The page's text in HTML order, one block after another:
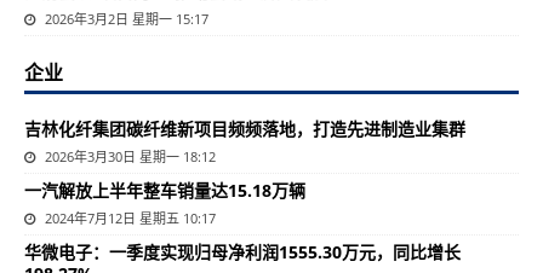
2026年3月2日 星期一 15:17
企业
吉林化纤集团碳纤维新项目频频落地，打造先进制造业集群
2026年3月30日 星期一 18:12
一汽解放上半年整车销量达15.18万辆
2024年7月12日 星期五 10:17
华微电子：一季度实现归母净利润1555.30万元，同比增长